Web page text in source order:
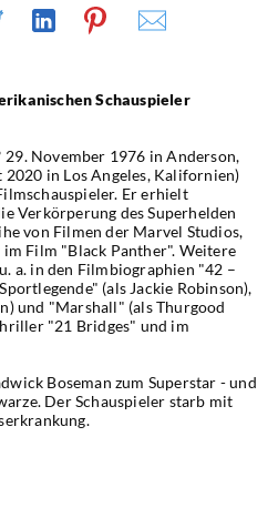
Schauspieler
November 1976 in Anderson,
in Los Angeles, Kalifornien)
Er erhielt
von Filmen der Marvel Studios,
Film "Black Panther". Weitere
a. in den Filmbiographien "42 –
(als Jackie Robinson),
und "Marshall" (als Thurgood
"21 Bridges" und im
Boseman zum Superstar - und
Der Schauspieler starb mit